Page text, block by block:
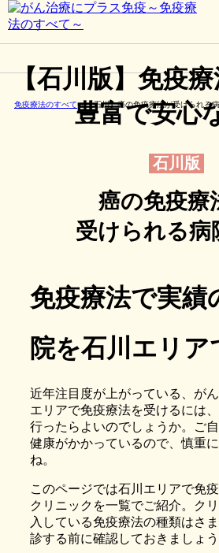
【石川版】免疫
豊富で安心
免疫療法のすべて»【石川】癌の免疫療法が受けられる
石川版
癌の免疫療
受けられる病
免疫療法で実績
院を石川エリア
近年注目度が上がっている、が
エリアで免疫療法を受けるには
行ったらよいのでしょうか。ご
健康がかかっているので、慎重
ね。
このページでは石川エリアで免
クリニックを一覧でご紹介。ク
入している免疫療法の種類はさ
診する前に確認しておきましょう